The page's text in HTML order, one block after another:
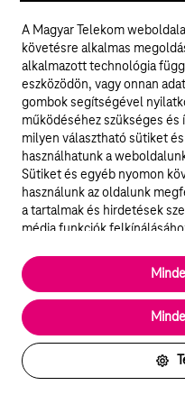
választhasson olyan
hozzájárul a klíma
a világon egyedülálló
opciónkat. Zöld 1 GB
Részletek
A Magyar Telekom
követésre alkalmas
alkalmazott technológia
eszközödön, vagy onnan
gombok segítségével
működéséhez szükséges
milyen választható sütiket
használhatunk a
Sütiket és egyéb nyomon
használunk az oldalunk
a tartalmak és hirdetések
média funkciók
elengedhetetlenek a
kikapcsolni őket a weboldal
statisztikai, vagy marketing
esetekben az
megosztjuk hirdetési és
partnereinkkel.
Részletes sütitájékoztató/